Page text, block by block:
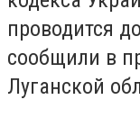
проводится
сообщили в
Луганской